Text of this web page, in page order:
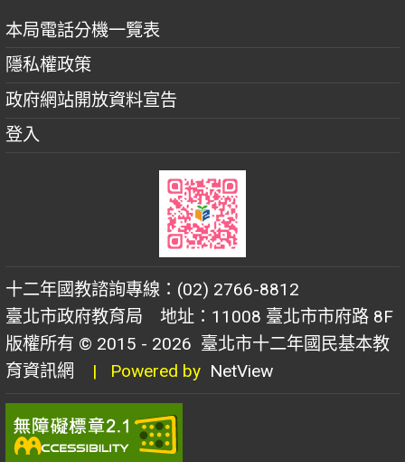
本局電話分機一覽表
隱私權政策
政府網站開放資料宣告
登入
十二年國教諮詢專線：(02) 2766-8812
臺北市政府教育局 地址：11008 臺北市市府路 8F
版權所有 © 2015 - 2026 臺北市十二年國民基本教
育資訊網
| Powered by NetView